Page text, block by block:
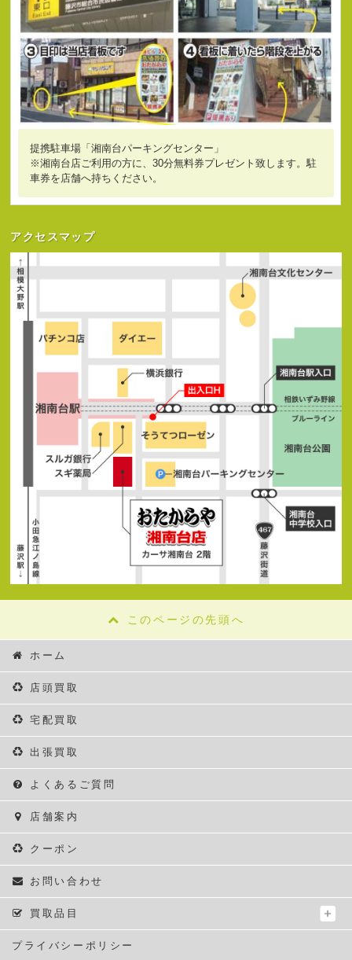
提携駐車場「湘南台パーキングセンター」
※湘南台店ご利用の方に、30分無料券プレゼント致します。駐
車券を店舗へ持ちください。
アクセスマップ
このページの先頭へ
ホーム
店頭買取
宅配買取
出張買取
よくあるご質問
店舗案内
クーポン
お問い合わせ
買取品目
プライバシーポリシー